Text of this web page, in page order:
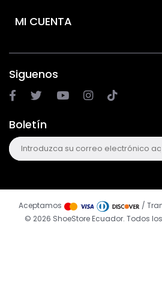
MI CUENTA
Siguenos
Boletín
© 2026 ShoeStore Ecuador. Todos
Aceptamos /